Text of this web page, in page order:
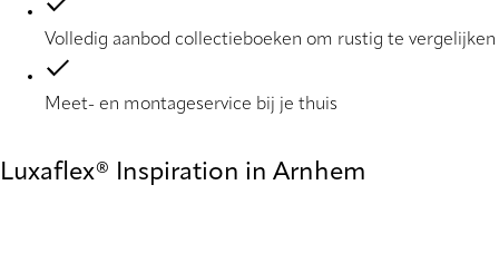
Volledig aanbod collectieboeken om rustig te vergelijken
Meet- en montageservice bij je thuis
Luxaflex® Inspiration in Arnhem